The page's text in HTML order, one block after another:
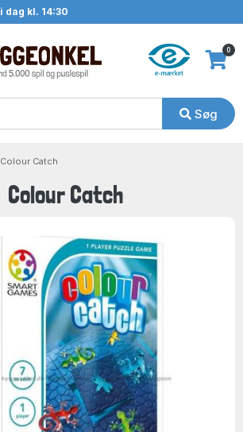
i dag kl. 14:30
Søg
0
Colour Catch
Colour Catch